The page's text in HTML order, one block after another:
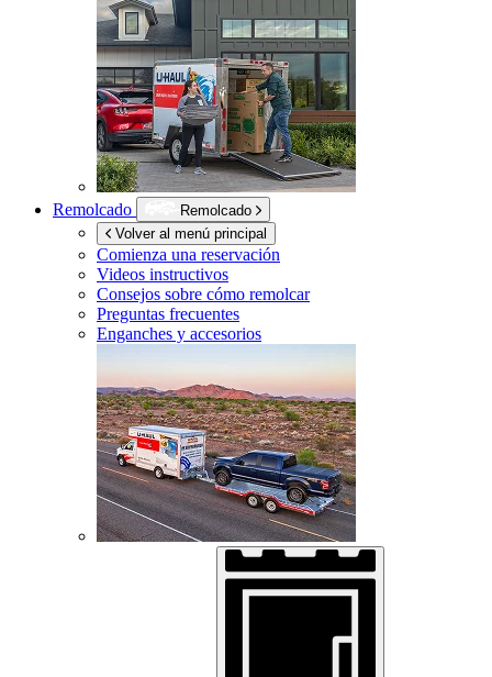
Remolcado
Remolcado
Volver al menú principal
Comienza una reservación
Videos instructivos
Consejos sobre cómo remolcar
Preguntas frecuentes
Enganches y accesorios